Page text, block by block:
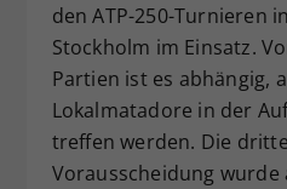
den ATP-250-Turnieren
Stockholm im Einsatz.
Partien ist es abhängig,
Lokalmatadore in der
treffen werden. Die
Vorausscheidung wurde